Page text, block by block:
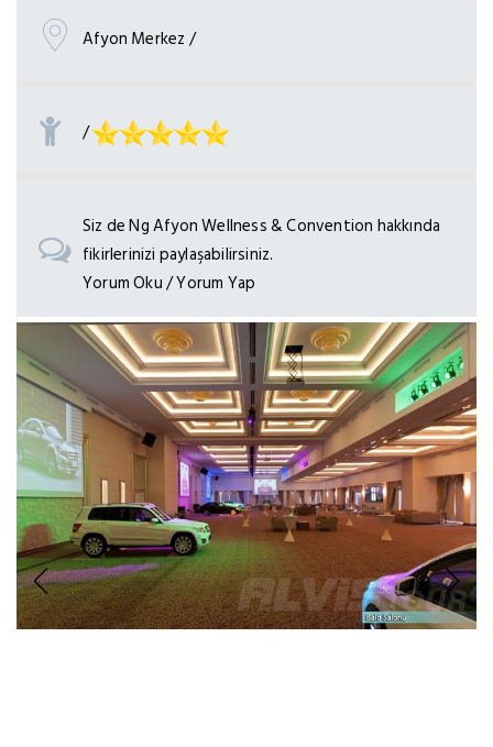
Afyon Merkez /
/
Siz de Ng Afyon Wellness & Convention hakkında
fikirlerinizi paylaşabilirsiniz.
Yorum Oku / Yorum Yap
Previous Next